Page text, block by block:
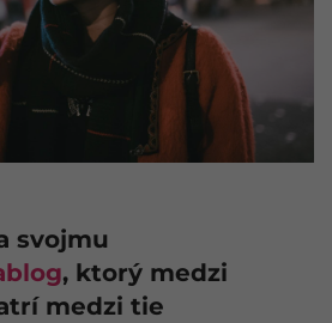
svojmu
, ktorý medzi
medzi tie